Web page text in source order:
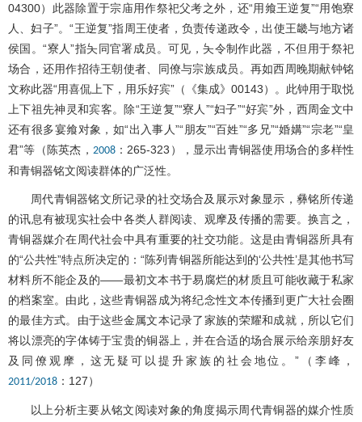
04300）此器除置于宗庙用作祭祀父考之外，还“用飨王逆复”“用饱寮
人、妇子”。“王逆复”指周王使者，负责传递政令，出使王畿与地方诸
侯国。“寮人”指夨同官署成员。可见，夨令制作此器，不但用于祭祀
场合，还用作招待王朝使者、同僚与宗族成员。再如西周晚期献钟铭
文称此器“用喜侃上下，用乐好宾”（《集成》00143）。此钟用于取悦
上下祖先神灵和宾客。除“王逆复”“寮人”“妇子”“好宾”外，西周金文中
还有很多宴飨对象，如“出入事人”“朋友”“百姓”“多兄”“婚媾”“宗老”“皇
君”等（陈英杰， 2008：265-323），显示出青铜器使用场合的多样性
和青铜器铭文阅读群体的广泛性。
周代青铜器铭文所记录的社交场合及展示对象显示，彝铭所传递
的讯息有被现实社会中各类人群阅读、观摩及传播的需要。换言之，
青铜器媒介在周代社会中具有重要的社交功能。这是由青铜器所具有
的“公共性”特点所决定的：“陈列青铜器所能达到的‘公共性’是其他书写
材料所不能企及的——最初文本书于易腐烂的材质且可能收藏于私家
的档案室。由此，这些青铜器成为将纪念性文本传播到更广大社会圈
的最佳方式。由于这些金属文本记录了家族的荣耀和成就，所以它们
将以漂亮的字体铸于宝贵的铜器上，并在合适的场合展示给亲朋好友
及同僚观摩，这无疑可以提升家族的社会地位。”（李峰，
2011/2018 ：127）
以上分析主要从铭文阅读对象的角度揭示周代青铜器的媒介性质